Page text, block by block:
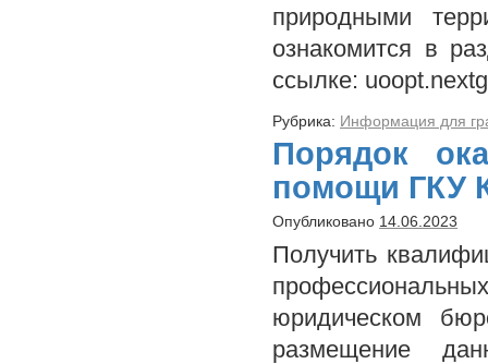
природными
ознакомится в
ссылке:
Рубрика: Информация для
Порядок
помощи ГКУ
Опубликовано 14.06.2023
Получить
юридическом
размещение